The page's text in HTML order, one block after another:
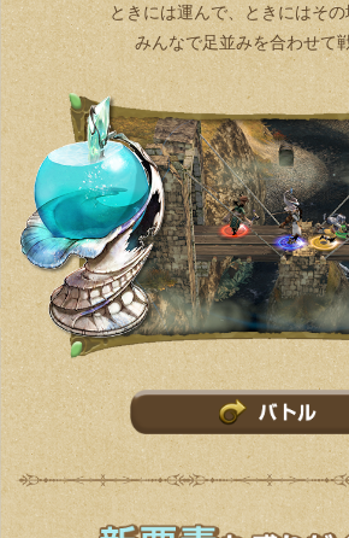
ときには運んで、ときにはそ
みんなで足並みを合わせて